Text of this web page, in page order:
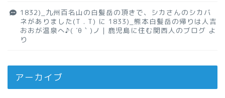
1832)_九州百名山の白髪岳の頂きで、シカさんのシカバ
ネがありました(T . T) に 1833)_熊本白髪岳の帰りは人吉
おおが温泉へ♪( ´θ｀)ノ｜鹿児島に住む関西人のブログ よ
り
アーカイブ